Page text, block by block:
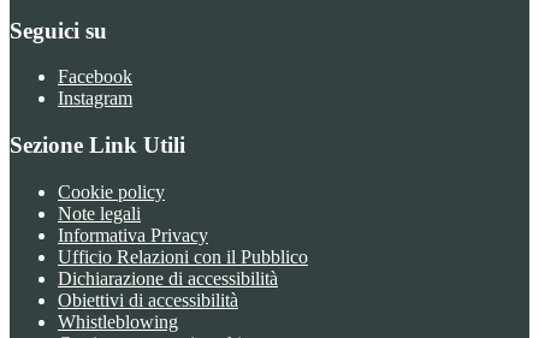
Seguici su
Facebook
Instagram
Sezione Link Utili
Cookie policy
Note legali
Informativa Privacy
Ufficio Relazioni con il Pubblico
Dichiarazione di accessibilità
Obiettivi di accessibilità
Whistleblowing